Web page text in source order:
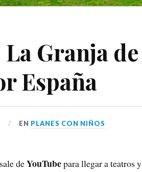
Granja de
España
EN PLANES CON NIÑOS
sale deYouTubepara llegar a teatros y